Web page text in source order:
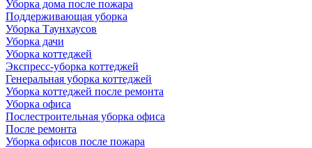
Уборка дома после пожара
Поддерживающая уборка
Уборка Таунхаусов
Уборка дачи
Уборка коттеджей
Экспресс-уборка коттеджей
Генеральная уборка коттеджей
Уборка коттеджей после ремонта
Уборка офиса
Послестроительная уборка офиса
После ремонта
Уборка офисов после пожара